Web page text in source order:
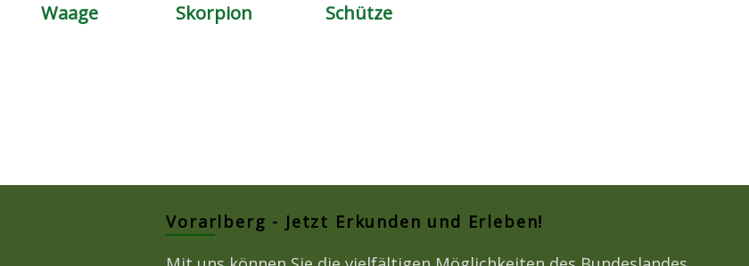
Waage Skorpion Schütze
Vorarlberg - Jetzt Erkunden und Erleben!